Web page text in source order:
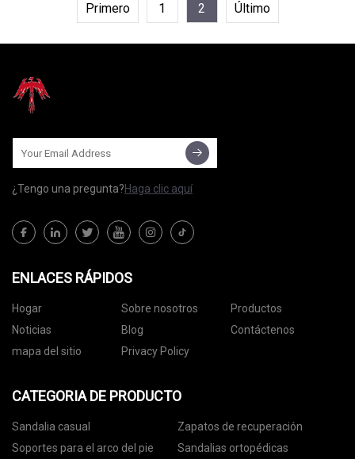
Primero 1 2 Último
¿Tengo una pregunta?Haga clic aquí
ENLACES RÁPIDOS
Hogar Sobre nosotros
Productos
Noticias
Blog
Contáctenos
mapa del sitio
Privacy Policy
CATEGORIA DE PRODUCTO
Sandalia casual
Zapatos de recuperación
Soportes para el arco del pie
Sandalias ortopédicas